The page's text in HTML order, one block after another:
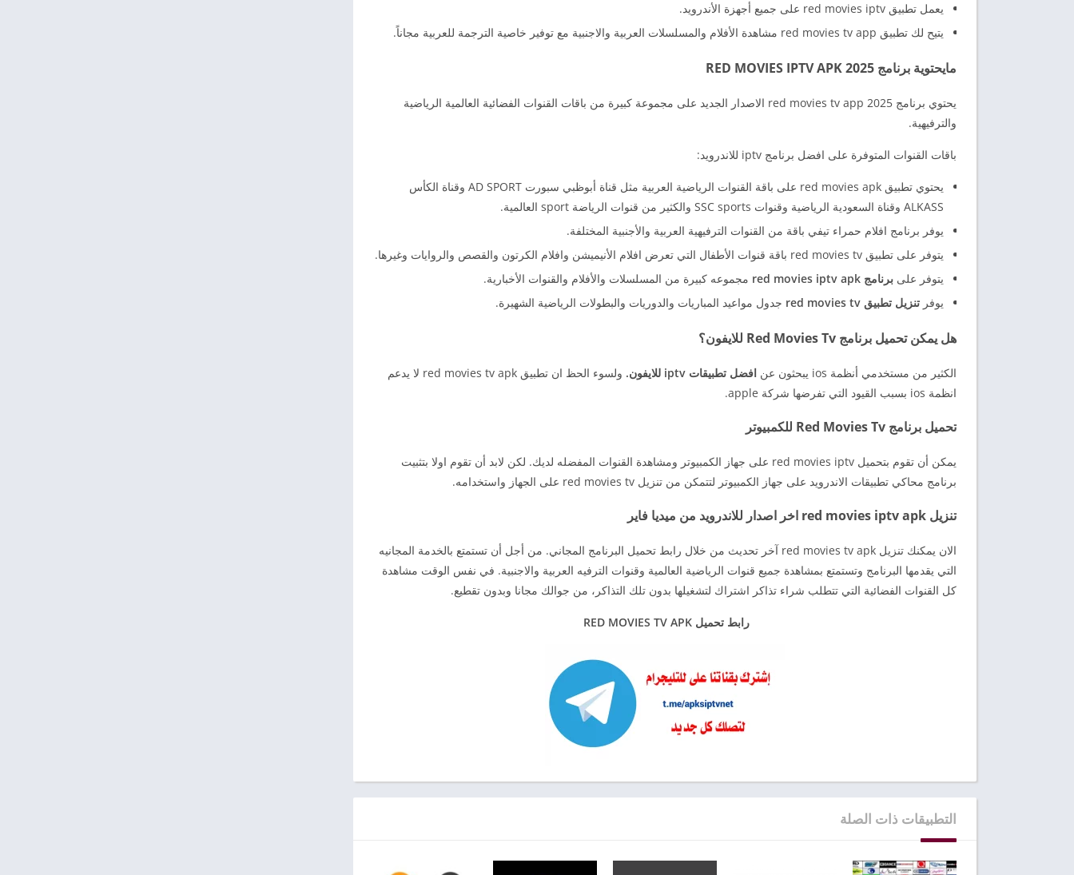
يعمل تطبيق red movies iptv على جميع أجهزة الأندرويد.
يتيح لك تطبيق red movies tv app مشاهدة الأفلام والمسلسلات العربية والاجنبية مع توفير خاصية الترجمة للعربية مجاناً.
مايحتوية برنامج RED MOVIES IPTV APK 2025
يحتوي برنامج red movies tv app 2025 الاصدار الجديد على مجموعة كبيرة من باقات القنوات الفضائية العالمية الرياضية
والترفيهية.
باقات القنوات المتوفرة على افضل برنامج iptv للاندرويد:
يحتوي تطبيق red movies apk على باقة القنوات الرياضية العربية مثل قناة أبوظبي سبورت AD SPORT وقناة الكأس
ALKASS وقناة السعودية الرياضية وقنوات SSC sports والكثير من قنوات الرياضة sport العالمية.
يوفر برنامج افلام حمراء تيفي باقة من القنوات الترفيهية العربية والأجنبية المختلفة.
يتوفر على تطبيق red movies tv باقة قنوات الأطفال التي تعرض افلام الأنيميشن وافلام الكرتون والقصص والروايات وغيرها.
يتوفر على برنامج red movies iptv apk
مجموعه كبيرة من المسلسلات والأفلام والقنوات الأخبارية.
يوفر تنزيل تطبيق red movies tv جدول مواعيد المباريات والدوريات والبطولات الرياضية الشهيرة.
هل يمكن تحميل برنامج Red Movies Tv للايفون؟
الكثير من مستخدمي أنظمة ios يبحثون عن افضل تطبيقات iptv للايفون.
ولسوء الحظ ان تطبيق red movies tv apk لا يدعم
انظمة ios بسبب القيود التي تفرضها شركة apple.
تحميل برنامج Red Movies Tv للكمبيوتر
يمكن أن تقوم بتحميل red movies iptv على جهاز الكمبيوتر ومشاهدة القنوات المفضله لديك. لكن لابد أن تقوم اولا بتثبيت
برنامج محاكي تطبيقات الاندرويد على جهاز الكمبيوتر لتتمكن من تنزيل red movies tv على الجهاز واستخدامه.
تنزيل red movies iptv apk اخر اصدار للاندرويد من ميديا فاير
الان يمكنك تنزيل red movies tv apk آخر تحديث من خلال رابط تحميل البرنامج المجاني. من أجل أن تستمتع بالخدمة المجانيه
التي يقدمها البرنامج وتستمتع بمشاهدة جميع قنوات الرياضية العالمية وقنوات الترفيه العربية والاجنبية. في نفس الوقت مشاهدة
كل القنوات الفضائية التي تتطلب شراء تذاكر اشتراك لتشغيلها بدون تلك التذاكر، من جوالك مجانا وبدون تقطيع.
رابط تحميل RED MOVIES TV APK
التطبيقات ذات الصلة